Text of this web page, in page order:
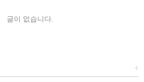
글이 없습니다.
+